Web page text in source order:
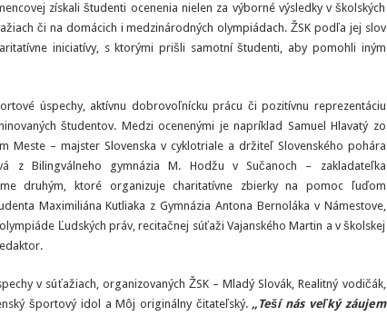
získali študenti ocenenia nielen za výborné výsledky v školských
či na domácich i medzinárodných olympiádach. ŽSK podľa jej slov
iniciatívy, s ktorými prišli samotní študenti, aby pomohli iným
úspechy, aktívnu dobrovoľnícku prácu či pozitívnu reprezentáciu
študentov. Medzi ocenenými je napríklad Samuel Hlavatý zo
Meste – majster Slovenska v cyklotriale a držiteľ Slovenského pohára
z Bilingválneho gymnázia M. Hodžu v Sučanoch – zakladateľka
druhým, ktoré organizuje charitatívne zbierky na pomoc ľuďom
Maximiliána Kutliaka z Gymnázia Antona Bernoláka v Námestove,
Ľudských práv, recitačnej súťaži Vajanského Martin a v školskej
v súťažiach, organizovaných ŽSK – Mladý Slovák, Realitný vodičák,
športový idol a Môj originálny čitateľský. „Teší nás veľký záujem